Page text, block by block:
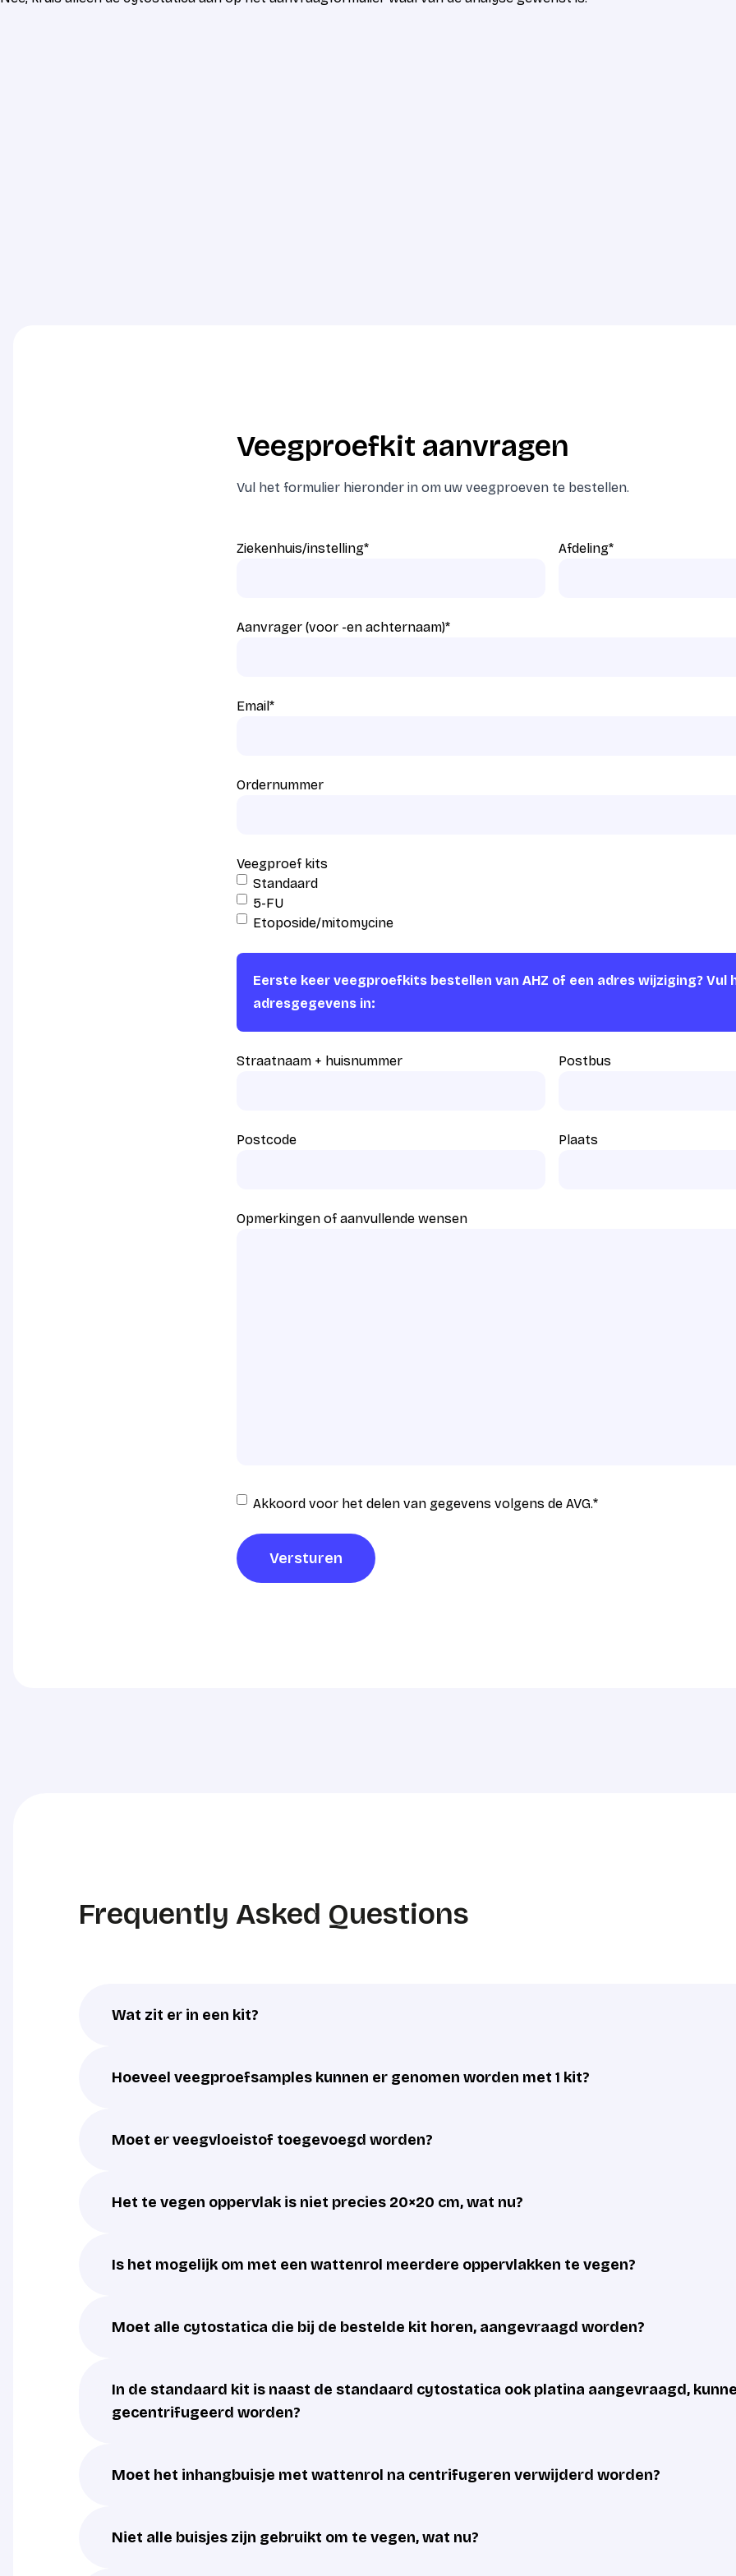
Veegproefkit aanvragen
Vul het formulier hieronder in om uw veegproeven te bestellen.
Ziekenhuis/instelling* Afdeling*
Aanvrager (voor -en achternaam)*
Email*
Ordernummer
Veegproef kits
Standaard
5-FU
Etoposide/mitomycine
Eerste keer veegproefkits bestellen van AHZ of een adres wijziging? Vul
adresgegevens in:
Straatnaam + huisnummer Postbus
Postcode Plaats
Opmerkingen of aanvullende wensen
Instemming
verwerking*
Akkoord voor het delen van gegevens volgens de AVG.*
Versturen
Frequently Asked Questions
Wat zit er in een kit?
Hoeveel veegproefsamples kunnen er genomen worden met 1 kit?
Moet er veegvloeistof toegevoegd worden?
Het te vegen oppervlak is niet precies 20×20 cm, wat nu?
Is het mogelijk om met een wattenrol meerdere oppervlakken te vegen?
Moet alle cytostatica die bij de bestelde kit horen, aangevraagd worden?
In de standaard kit is naast de standaard cytostatica ook platina aangevraagd,
gecentrifugeerd worden?
Moet het inhangbuisje met wattenrol na centrifugeren verwijderd worden?
Niet alle buisjes zijn gebruikt om te vegen, wat nu?